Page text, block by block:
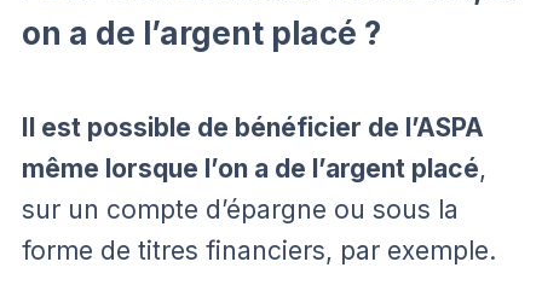
on a de l’argent placé ?
Il est possible de bénéficier de l’ASPA
même lorsque l’on a de l’argent placé,
sur un compte d’épargne ou sous la
forme de titres financiers, par exemple.